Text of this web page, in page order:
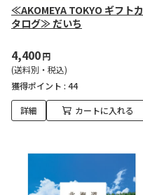
≪AKOMEYA TOKYO ギフトカ
タログ≫ だいち
4,400円
(送料別・税込)
獲得ポイント : 44
詳細 カートに入れる